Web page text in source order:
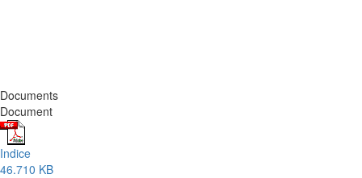
Documents
Document
Indice
46.710 KB